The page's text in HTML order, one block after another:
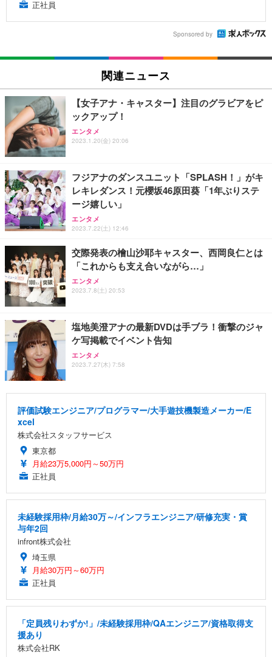
正社員
Sponsored by
関連ニュース
【女子アナ・キャスター】注目のグラビアをピ
ックアップ！
エンタメ
2023.1.20(金) 20:06
フジアナのダンスユニット「SPLASH！」がキ
レキレダンス！元櫻坂46原田葵「1年ぶりステ
ージ嬉しい」
エンタメ
2023.7.22(土) 12:46
交際発表の檜山沙耶キャスター、西岡良仁とは
「これからも支え合いながら…」
エンタメ
2023.7.8(土) 20:53
塩地美澄アナの最新DVDは手ブラ！衝撃のジャ
ケ写掲載でイベント告知
エンタメ
2023.7.27(木) 7:58
評価試験エンジニア/プログラマー/大手遊技機製造メーカー/E
xcel
株式会社スタッフサービス
東京都
月給23万5,000円～50万円
正社員
未経験採用枠/月給30万～/インフラエンジニア/研修充実・賞
与年2回
infront株式会社
埼玉県
月給30万円～60万円
正社員
「定員残りわずか!」/未経験採用枠/QAエンジニア/資格取得支
援あり
株式会社RK